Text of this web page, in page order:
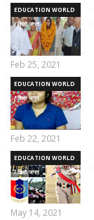
EDUCATION WORLD
/ शिक्षा जगत
Feb 25, 2021
EDUCATION WORLD
/ शिक्षा जगत
Feb 22, 2021
EDUCATION WORLD
/ शिक्षा जगत
May 14, 2021